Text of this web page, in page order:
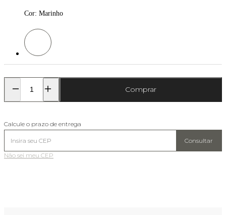
Cor: Marinho
Cor: Marinho
Comprar
Calcule o prazo de entrega
Consultar
Não sei meu CEP